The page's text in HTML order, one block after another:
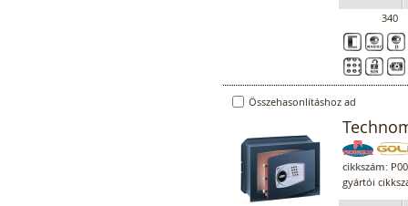
340
Összehasonlításhoz ad
cikkszám:
gyártói